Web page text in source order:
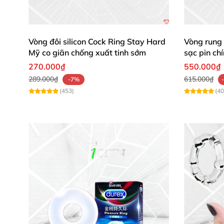
Vòng rung tình yêu Magic Motion Dante IIsở
hẳn bản cũ, đường cong uyển chuyển
hoặc dùng kích thích âm vật cho bạn tình,
Vòng đôi silicon Cock Ring Stay Hard
Mỹ co giãn chống xuất tinh sớm
270.000₫
289.000₫
-7%
(453)
Vòng
sạc pin
550.000₫
615.000₫